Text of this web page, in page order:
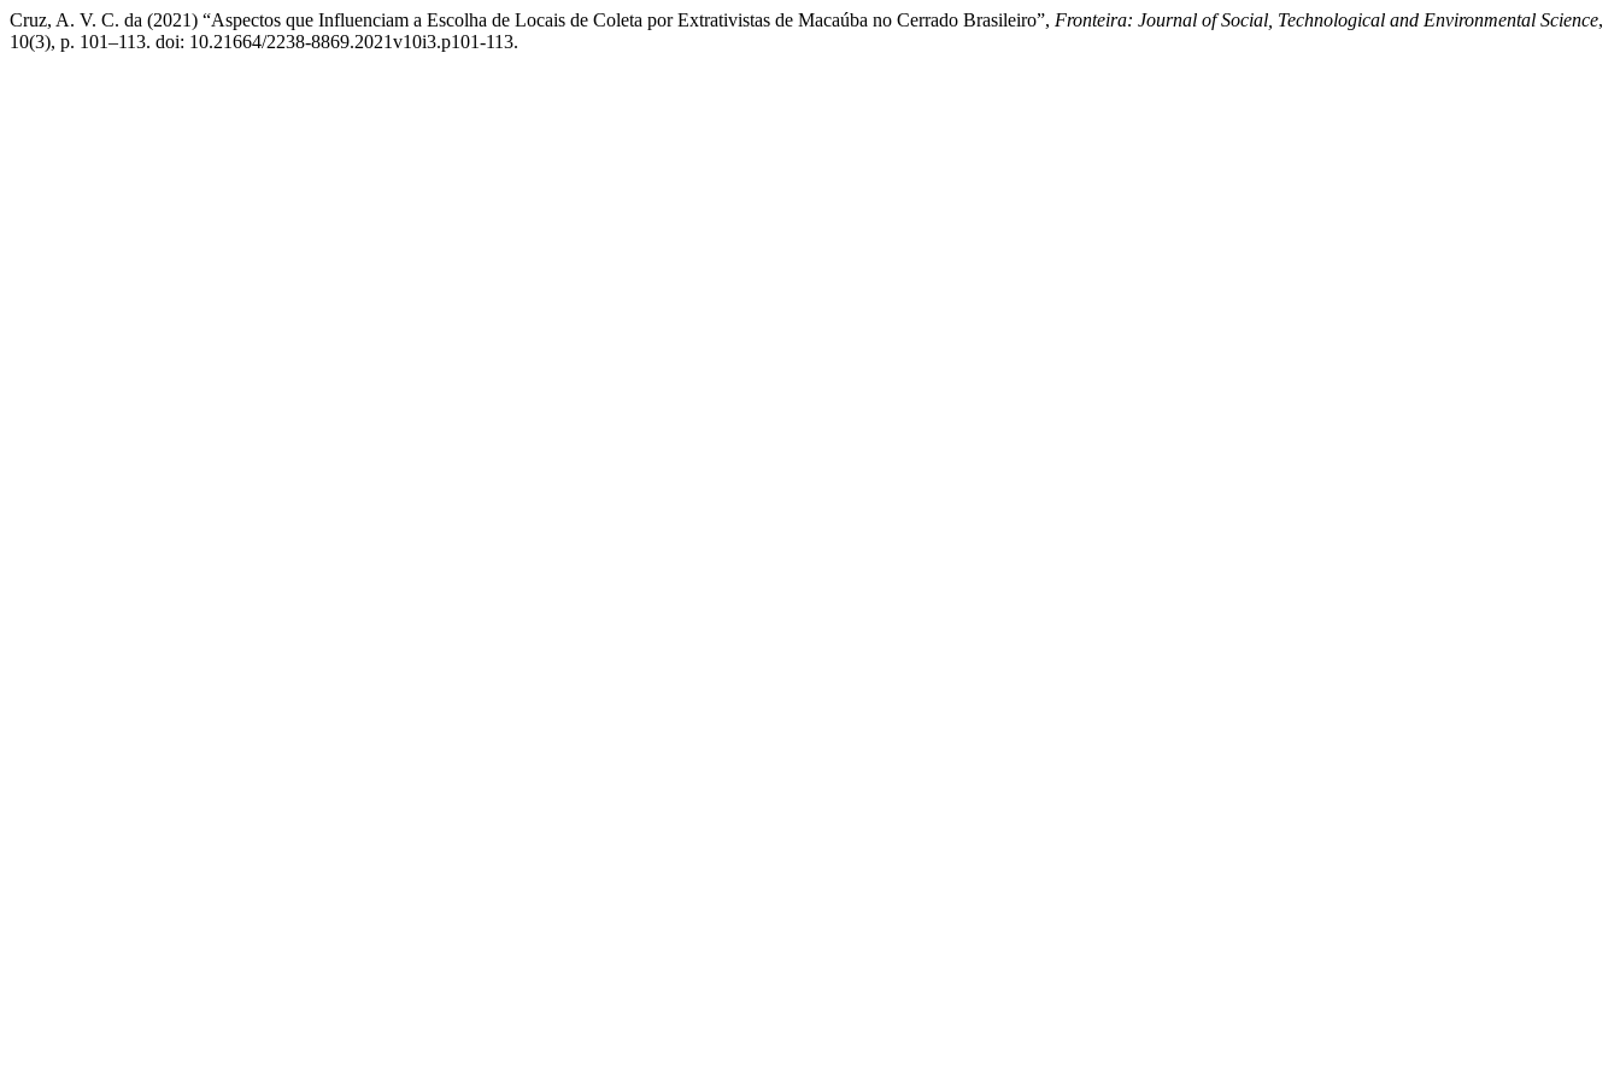
Cruz, A. V. C. da (2021) “Aspectos que Influenciam a Escolha de Locais de Coleta por Extrativistas de Macaúba no Cerrado Brasileiro”, Fronteira: Journal of Social, Technological and Environmental Science,
10(3), p. 101–113. doi: 10.21664/2238-8869.2021v10i3.p101-113.